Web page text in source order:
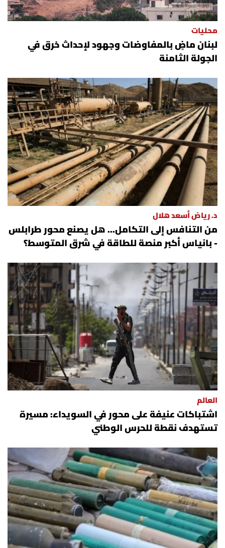
محليات
لبنان ماضٍ بالمفاوضات وجهود لإحداث خرق في
الجولة الثامنة
د. رياض أسعد هلال
من التنافس إلى التكامل... هل يصنع محور طرابلس
- بانياس أكبر منصة للطاقة في شرق المتوسط؟
العالم
اشتباكات عنيفة على محور في السويداء: مسيرة
تستهدف نقطة للحرس الوطني